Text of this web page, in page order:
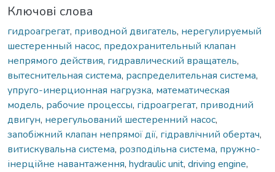
Ключові слова
гидроагрегат, приводной двигатель, нерегулируемый
шестеренный насос, предохранительный клапан
непрямого действия, гидравлический вращатель,
вытеснительная система, распределительная система,
упруго-инерционная нагрузка, математическая
модель, рабочие процессы, гідроагрегат, приводний
двигун, нерегульований шестеренний насос,
запобіжний клапан непрямої дії, гідравлічний обертач,
витискувальна система, розподільна система, пружно-
інерційне навантаження, hydraulic unit, driving engine,